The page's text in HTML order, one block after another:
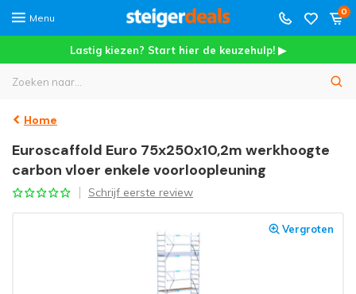
Menu
0
Lastig kiezen? Start hier de keuzehulp! ▶
Home
Euroscaffold Euro 75x250x10,2m werkhoogte
carbon vloer enkele voorloopleuning
Schrijf eerste review
Vergroten